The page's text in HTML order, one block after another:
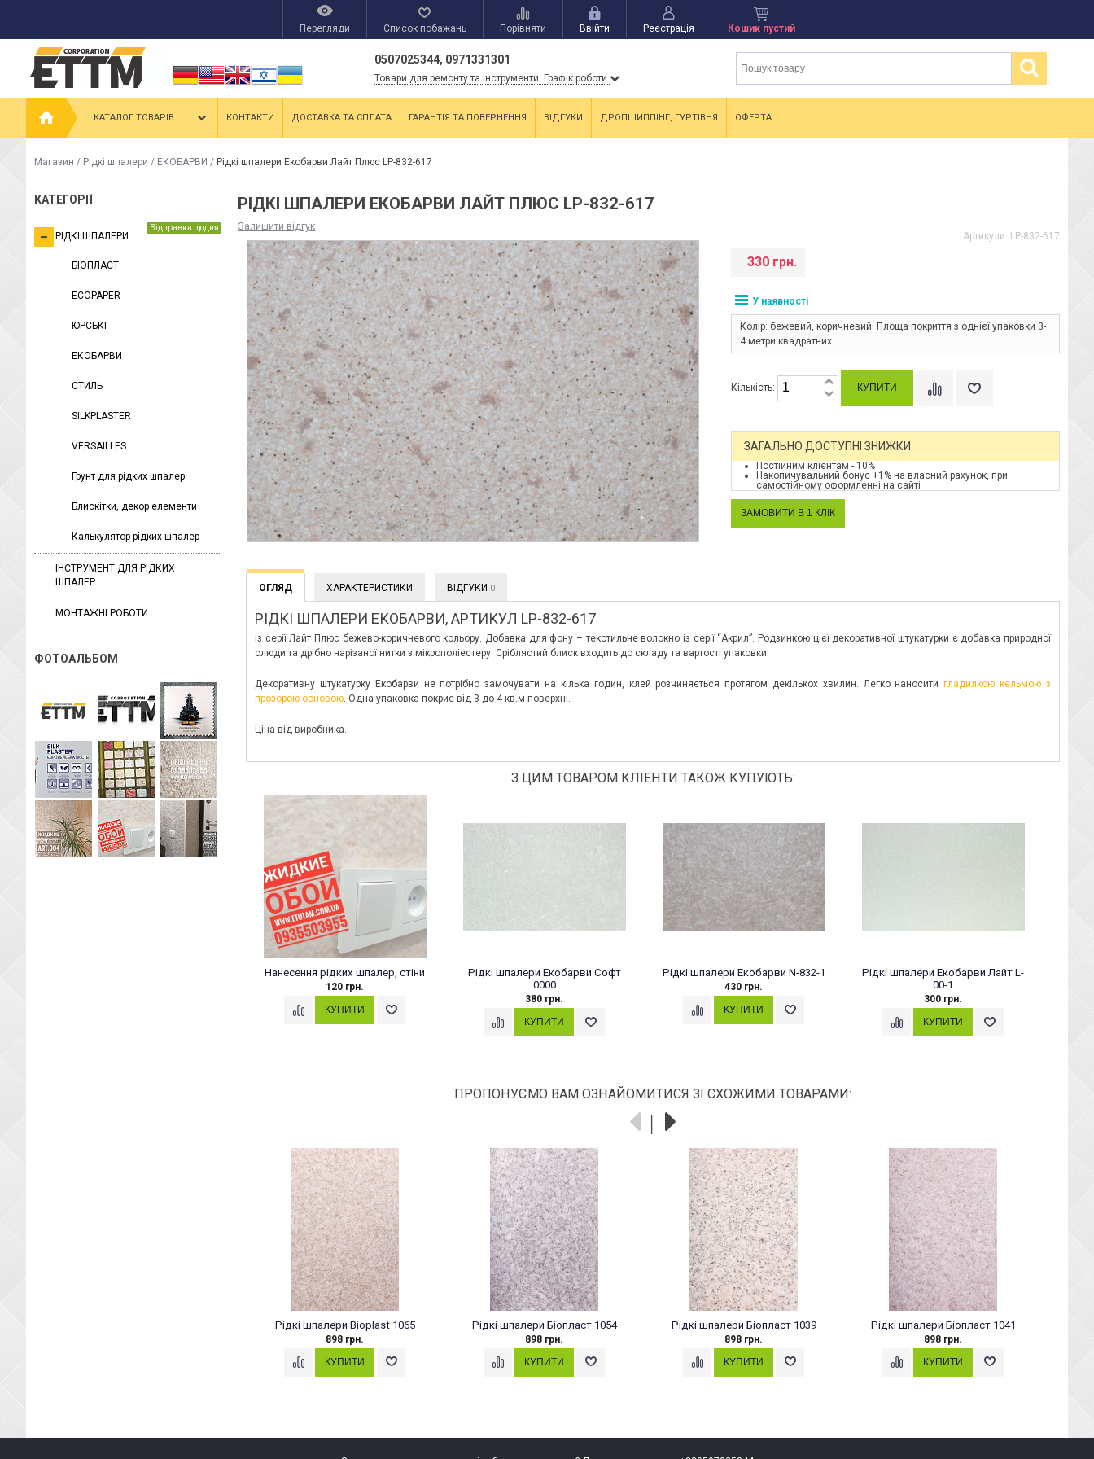
Перегляди Список побажань Порівняти Ввійти Реєстрація Кошик пустий
0507025344, 0971331301
Товари для ремонту та інструменти. Графік роботи
КАТАЛОГ ТОВАРІВ КОНТАКТИ ДОСТАВКА ТА СПЛАТА ГАРАНТІЯ ТА ПОВЕРНЕННЯ ВІДГУКИ ДРОПШИППІНГ, ГУРТІВНЯ ОФЕРТА
Магазин / Рідкі шпалери / ЕКОБАРВИ / Рідкі шпалери Екобарви Лайт Плюс LP-832-617
КАТЕГОРІЇ
РІДКІ ШПАЛЕРИ
Відправка щодня
БІОПЛАСТ
ECOPAPER
ЮРСЬКІ
ЕКОБАРВИ
СТИЛЬ
SILKPLASTER
VERSAILLES
Грунт для рідких шпалер
Блискітки, декор елементи
Калькулятор рідких шпалер
ІНСТРУМЕНТ ДЛЯ РІДКИХ
ШПАЛЕР
МОНТАЖНІ РОБОТИ
ФОТОАЛЬБОМ
РІДКІ ШПАЛЕРИ ЕКОБАРВИ ЛАЙТ ПЛЮС LP-832-617
Залишити відгук
Артикули: LP-832-617
330 грн.
У наявності
Колір: бежевий, коричневий. Площа покриття з однієї упаковки 3-
4 метри квадратних
Кількість:
ЗАГАЛЬНО ДОСТУПНІ ЗНИЖКИ
Постійним клієнтам - 10%
Накопичувальний бонус +1% на власний рахунок, при
самостійному оформленні на сайті
ОГЛЯД ХАРАКТЕРИСТИКИ ВІДГУКИ 0
РІДКІ ШПАЛЕРИ ЕКОБАРВИ, АРТИКУЛ LP-832-617
із серії Лайт Плюс бежево-коричневого кольору. Добавка для фону – текстильне волокно із серії “Акрил”. Родзинкою цієї декоративної штукатурки є добавка природної
слюди та дрібно нарізаної нитки з мікрополіестеру. Сріблястий блиск входить до складу та вартості упаковки.
Декоративну штукатурку Екобарви не потрібно замочувати на кілька годин, клей розчиняється протягом декількох хвилин. Легко наноситигладилкою кельмою з
прозорою основою. Одна упаковка покриє від 3 до 4 кв.м поверхні.
Ціна від виробника.
З ЦИМ ТОВАРОМ КЛІЕНТИ ТАКОЖ КУПУЮТЬ:
Нанесення рідких шпалер, стіни
120 грн.
Рідкі шпалери Екобарви Софт
0000
380 грн.
Рідкі шпалери Екобарви N-832-1
430 грн.
Рідкі шпалери Екобарви Лайт L-
00-1
300 грн.
ПРОПОНУЄМО ВАМ ОЗНАЙОМИТИСЯ ЗІ СХОЖИМИ ТОВАРАМИ:
Рідкі шпалери Bioplast 1065
898 грн.
Рідкі шпалери Біопласт 1054
898 грн.
Рідкі шпалери Біопласт 1039
898 грн.
Рідкі шпалери Біопласт 1041
898 грн.